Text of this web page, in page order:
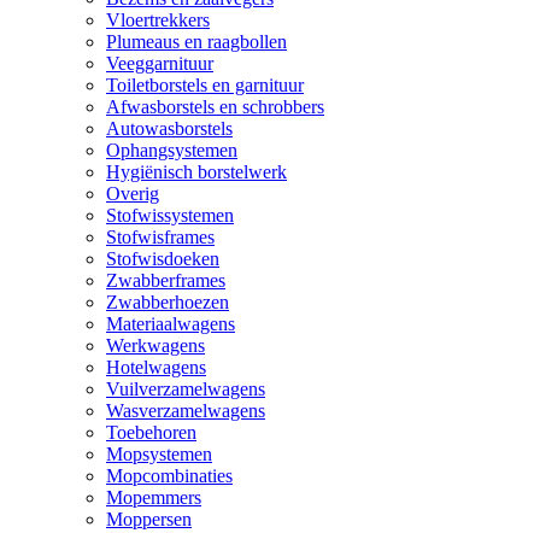
Vloertrekkers
Plumeaus en raagbollen
Veeggarnituur
Toiletborstels en garnituur
Afwasborstels en schrobbers
Autowasborstels
Ophangsystemen
Hygiënisch borstelwerk
Overig
Stofwissystemen
Stofwisframes
Stofwisdoeken
Zwabberframes
Zwabberhoezen
Materiaalwagens
Werkwagens
Hotelwagens
Vuilverzamelwagens
Wasverzamelwagens
Toebehoren
Mopsystemen
Mopcombinaties
Mopemmers
Moppersen